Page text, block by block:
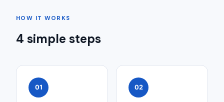
HOW IT WORKS
4 simple steps
01 02